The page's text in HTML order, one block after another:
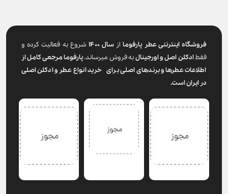
فروشگاه اینترنتی عطر پارفوما از سال ۱۴۰۰
شروع به فعالیت کرده و
فقطادکلن اصل و اورجینالبه فروش میرساند.پارفومامرجعی کامل از
اطلاعات عطرها و برندهای اصلی برای خرید انواع عطر و ادکلن اصلی
در ایران است.